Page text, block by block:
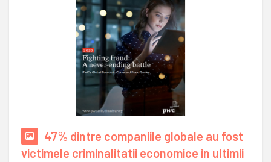
47% dintre companiile globale au fost
victimele criminalitatii economice in ultimii